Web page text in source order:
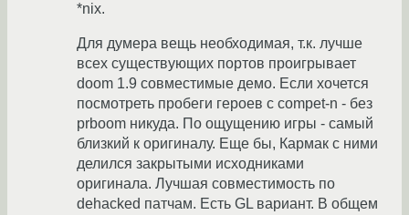
*nix.
Для думера вещь необходимая, т.к. лучше
всех существующих портов проигрывает
doom 1.9 совместимые демо. Если хочется
посмотреть пробеги героев с compet-n - без
prboom никуда. По ощущению игры - самый
близкий к оригиналу. Еще бы, Кармак с ними
делился закрытыми исходниками
оригинала. Лучшая совместимость по
dehacked патчам. Есть GL вариант. В общем